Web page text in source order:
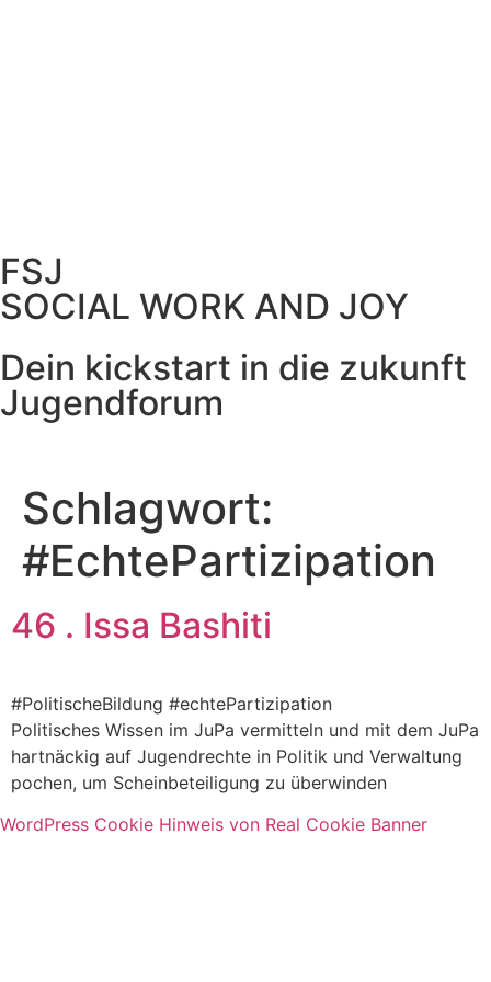
FSJ
SOCIAL WORK AND JOY
Dein kickstart in die zukunft
Jugendforum
Schlagwort:
#EchtePartizipation
46 . Issa Bashiti
#PolitischeBildung #echtePartizipation
Politisches Wissen im JuPa vermitteln und mit dem JuPa
hartnäckig auf Jugendrechte in Politik und Verwaltung
pochen, um Scheinbeteiligung zu überwinden
WordPress Cookie Hinweis von Real Cookie Banner